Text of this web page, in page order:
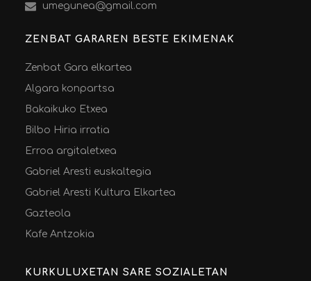
umegunea@gmail.com
ZENBAT GARAREN BESTE EKIMENAK
Zenbat Gara elkartea
Algara konpartsa
Bakaikuko Etxea
Bilbo Hiria irratia
Erroa argitaletxea
Gabriel Aresti euskaltegia
Gabriel Aresti Kultura Elkartea
Gazteola
Kafe Antzokia
KURKULUXETAN SARE SOZIALETAN